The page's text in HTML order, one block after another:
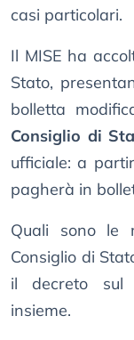
casi particolari.
Il MISE ha
Stato,
bolletta
Consiglio di
ufficiale: a
pagherà in
Quali sono le
Consiglio di
il decreto sul
insieme.